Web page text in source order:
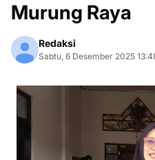
Murung Raya
Redaksi
Sabtu, 6 Desember 2025